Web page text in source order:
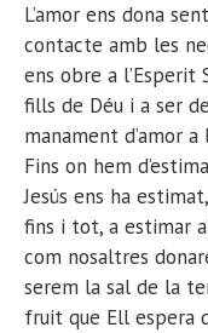
L’amor ens dona
contacte amb les
ens obre a l’Esperit
fills de Déu i a ser
manament d’amor
Fins on hem
Jesús ens ha
fins i tot, a estimar
com nosaltres
serem la sal de la
fruit que Ell espera